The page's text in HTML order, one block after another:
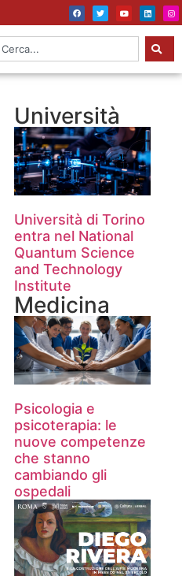
Università
Università di Torino
entra nel National
Quantum Science
and Technology
Institute
Medicina
Psicologia e
psicoterapia: le
nuove competenze
che stanno
cambiando gli
ospedali